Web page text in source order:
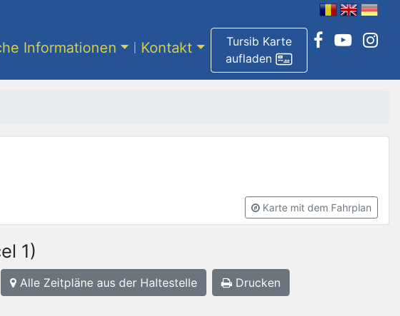
Tursib Karte
aufladen
Informationen Kontakt
Karte mit dem Fahrplan
1)
Alle Zeitpläne aus der Haltestelle Drucken